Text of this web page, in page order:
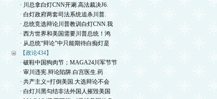
· 川总拿白灯CNN开涮.高法裁决J6.
· 白灯政府两套司法系统追杀川普.
· 总统竞选辩论川普教训白灯CNN.我
· 西方世界和美国需要川普总统！鸿
· 从总统“辩论”中只能期待白痴灯是
【政论434】
· 破鞋中国狗肉节；MAGA24川军节节
· 审川违宪.辩论陷阱.白宫医生.药
· 共产主义=打倒美国.大选辩论不会
· 白灯川黑勾结非法外国人摧毁美国